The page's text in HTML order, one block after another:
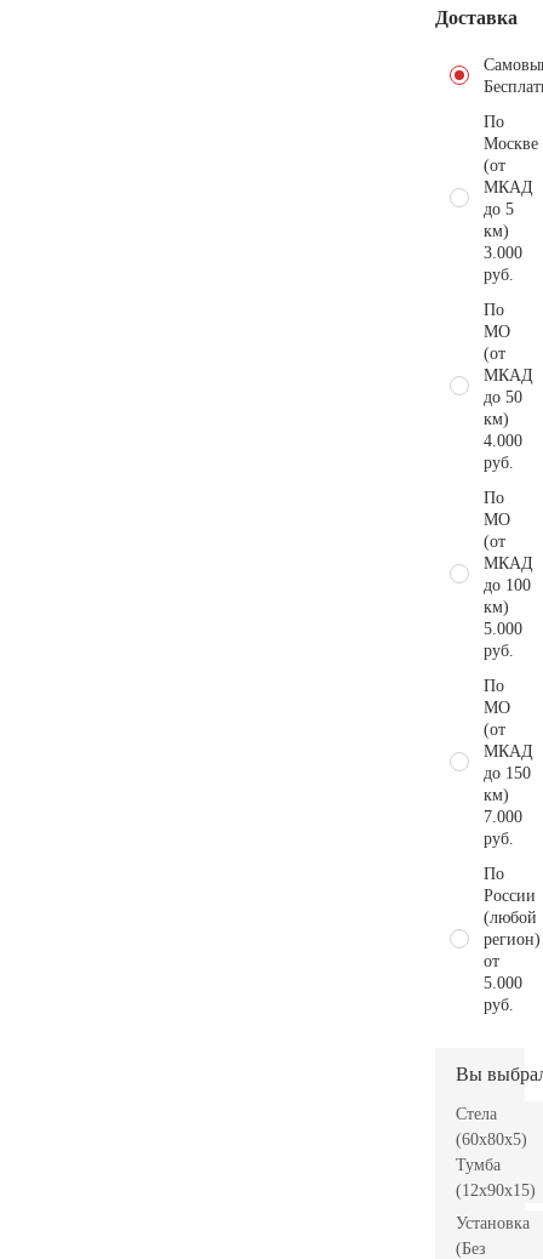
Доставка
По
Москве
(от
МКАД
до 5
км)
3.000
руб.
По
МО
(от
МКАД
до 50
км)
4.000
руб.
По
МО
(от
МКАД
до 100
км)
5.000
руб.
По
МО
(от
МКАД
до 150
км)
7.000
руб.
По
России
(любой
регион)
от
5.000
руб.
Вы
Стела
(60x80x5)
Тумба
(12x90x15)
Установка
(Без